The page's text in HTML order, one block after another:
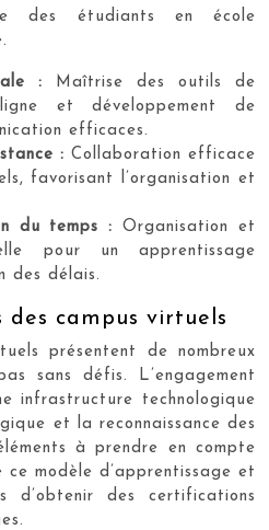
des étudiants en école
: Maîtrise des outils de
et développement de
efficaces.
: Collaboration efficace
favorisant l’organisation et
du temps :Organisation et
pour un apprentissage
des délais.
campus virtuels
présentent de nombreux
sans défis. L’engagement
infrastructure technologique
et la reconnaissance des
à prendre en compte
ce modèle d’apprentissage et
d’obtenir des certifications